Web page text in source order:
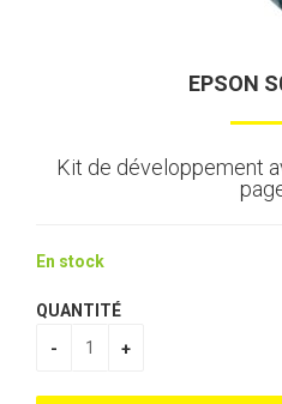
EPSON
Kit de développement
En stock
QUANTITÉ